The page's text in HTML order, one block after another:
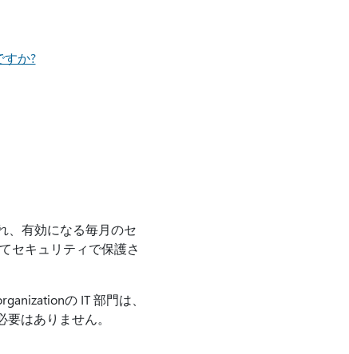
か?
、有効になる毎月のセ
セキュリティで保護さ
の IT 部門は、
はありません。